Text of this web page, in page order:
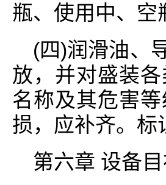
瓶、使用中、空
(四)润滑油、
放，并对盛装
名称及其危害
损，应补齐。标
第六章 设备